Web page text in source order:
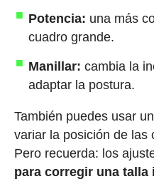
Potencia: una más
cuadro grande.
Manillar: cambia la
adaptar la postura.
También puedes usar
variar la posición de las
Pero recuerda: los
para corregir una talla